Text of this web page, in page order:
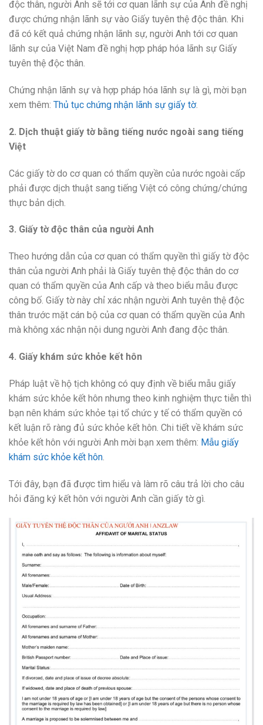
độc thân, người Anh sẽ tới cơ quan lãnh sự của Anh đề nghị
được chứng nhận lãnh sự vào Giấy tuyên thệ độc thân. Khi
đã có kết quả chứng nhận lãnh sự, người Anh tới cơ quan
lãnh sự của Việt Nam đề nghị hợp pháp hóa lãnh sự Giấy
tuyên thệ độc thân.
Chứng nhận lãnh sự và hợp pháp hóa lãnh sự là gì, mời bạn
xem thêm: Thủ tục chứng nhận lãnh sự giấy tờ.
2. Dịch thuật giấy tờ bằng tiếng nước ngoài sang tiếng
Việt
Các giấy tờ do cơ quan có thẩm quyền của nước ngoài cấp
phải được dịch thuật sang tiếng Việt có công chứng/chứng
thực bản dịch.
3. Giấy tờ độc thân của người Anh
Theo hướng dẫn của cơ quan có thẩm quyền thì giấy tờ độc
thân của người Anh phải là Giấy tuyên thệ độc thân do cơ
quan có thẩm quyền của Anh cấp và theo biểu mẫu được
công bố. Giấy tờ này chỉ xác nhận người Anh tuyên thệ độc
thân trước mặt cán bộ của cơ quan có thẩm quyền của Anh
mà không xác nhận nội dung người Anh đang độc thân.
4. Giấy khám sức khỏe kết hôn
Pháp luật về hộ tịch không có quy định về biểu mẫu giấy
khám sức khỏe kết hôn nhưng theo kinh nghiệm thực tiễn thì
bạn nên khám sức khỏe tại tổ chức y tế có thẩm quyền có
kết luận rõ ràng đủ sức khỏe kết hôn. Chi tiết về khám sức
khỏe kết hôn với người Anh mời bạn xem thêm: Mẫu giấy
khám sức khỏe kết hôn
Tới đây, bạn đã được tìm hiểu và làm rõ câu trả lời cho câu
hỏi đăng ký kết hôn với người Anh cần giấy tờ gì.